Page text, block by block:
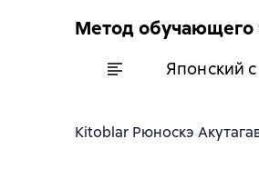
Метод обучающего
Японский
Kitoblar Рюноскэ